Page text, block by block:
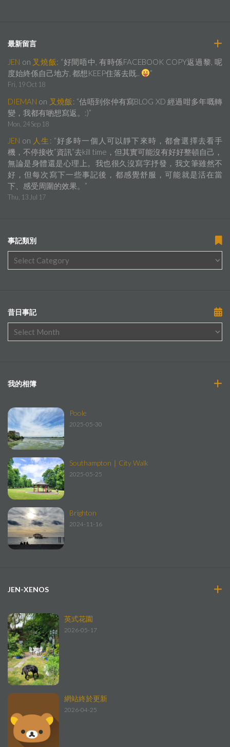
最新留言
JEN on 叉燒飯: “好間唔中, 有時係FACEBOOK COPY返過黎, 呢
度始終係自己地方, 都想KEEP住落去既..
”
Fri, 19 Oct 18
DIEMAN on 叉燒飯 : “估唔到你仲有寫BLOG XD 經過咁多年嘅轉
變，我都有啲想寫返。:)”
Mon, 24 Sep 18
JEN on 人生 : “好多時一個人可以靜下來時，都會選擇去看手
機，不停接收”資訊”去kill time，但其實可能沒有好好整頓自己，
無論是身體還是心理上。我也很久沒寫字抒發，我文筆雖然不
好，但每次寫下一些事記後，都感覺舒服，可能就是活在當
下、感受周圍的效果。 ”
Thu, 13 Jul 17
事記類別
昔日事記
我的相簿
Poole
2025-05-30
Southampton｜City Walk
2025-05-25
Brighton
2024-11-16
JEN-XENOS
英式花園
2026-05-17
網站終於更新
2026-04-25